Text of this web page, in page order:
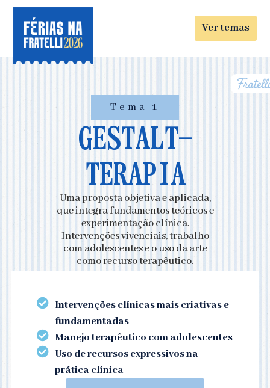
Ver temas
Tema 1
GESTALT-
TERAPIA
Uma proposta objetiva e aplicada,
que integra fundamentos teóricos e
experimentação clínica.
Intervenções vivenciais, trabalho
com adolescentes e o uso da arte
como recurso terapêutico.
Intervenções clínicas mais criativas e
fundamentadas
Manejo terapêutico com adolescentes
Uso de recursos expressivos na
prática clínica